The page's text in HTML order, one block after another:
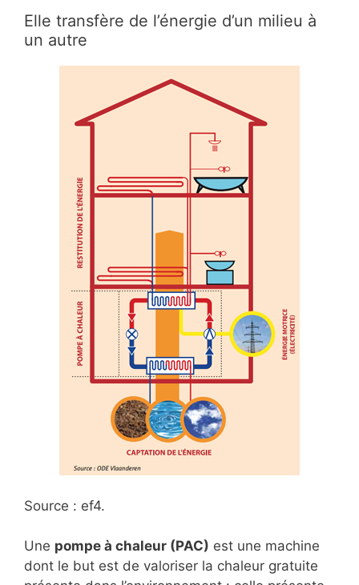
Elle transfère de l’énergie d’un milieu à
un autre
Source : ef4.
Une pompe à chaleur (PAC) est une machine
dont le but est de valoriser la chaleur gratuite